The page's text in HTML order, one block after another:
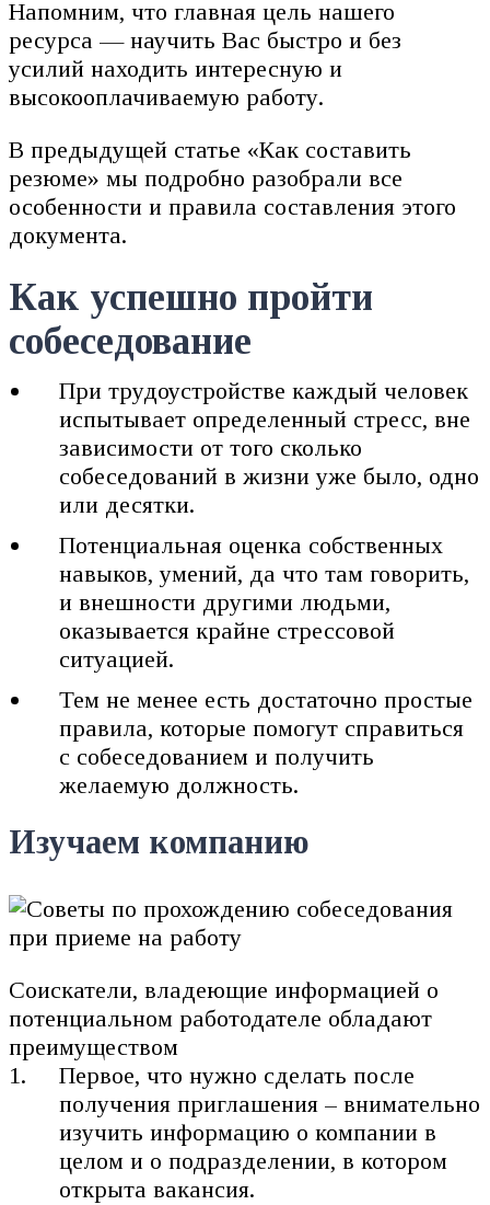
Напомним, что главная цель нашего
ресурса — научить Вас быстро и без
усилий находить интересную и
высокооплачиваемую работу.
В предыдущей статье «Как составить
резюме» мы подробно разобрали все
особенности и правила составления этого
документа.
Как успешно пройти
собеседование
При трудоустройстве каждый человек
испытывает определенный стресс, вне
зависимости от того сколько
собеседований в жизни уже было, одно
или десятки.
Потенциальная оценка собственных
навыков, умений, да что там говорить,
и внешности другими людьми,
оказывается крайне стрессовой
ситуацией.
Тем не менее есть достаточно простые
правила, которые помогут справиться
с собеседованием и получить
желаемую должность.
Изучаем компанию
Соискатели, владеющие информацией о
потенциальном работодателе обладают
преимуществом
Первое, что нужно сделать после
получения приглашения – внимательно
изучить информацию о компании в
целом и о подразделении, в котором
открыта вакансия.